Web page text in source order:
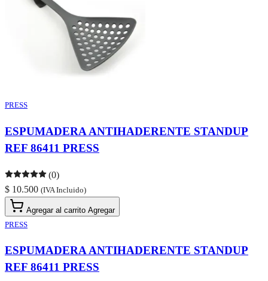
PRESS
ESPUMADERA ANTIHADERENTE STANDUP
REF 86411 PRESS
(0)
$ 10.500 (IVA Incluido)
Agregar al carrito Agregar
PRESS
ESPUMADERA ANTIHADERENTE STANDUP
REF 86411 PRESS